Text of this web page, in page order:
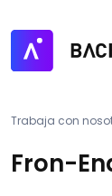
Trabaja con
Fron-